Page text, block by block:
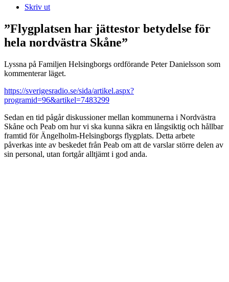
Skriv ut
”Flygplatsen har jättestor betydelse för
hela nordvästra Skåne”
Lyssna på Familjen Helsingborgs ordförande Peter Danielsson som
kommenterar läget.
https://sverigesradio.se/sida/artikel.aspx?
programid=96&artikel=7483299
Sedan en tid pågår diskussioner mellan kommunerna i Nordvästra
Skåne och Peab om hur vi ska kunna säkra en långsiktig och hållbar
framtid för Ängelholm-Helsingborgs flygplats. Detta arbete
påverkas inte av beskedet från Peab om att de varslar större delen av
sin personal, utan fortgår alltjämt i god anda.